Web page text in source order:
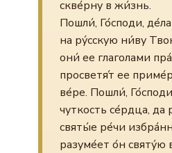
скве́рну в жи́знь.
Пошли́, Го́споди,
на ру́сскую ни́ву
они́ ее глаголами
просветя́т ее
ве́ре. Пошли́,
чуткость се́рдца, да
святы́е ре́чи
разуме́ет о́н